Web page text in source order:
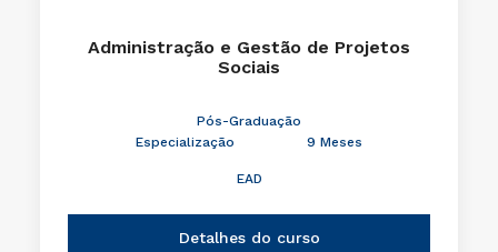
Administração e Gestão de Projetos
Sociais
Pós-Graduação
Especialização
9 Meses
EAD
Detalhes do curso